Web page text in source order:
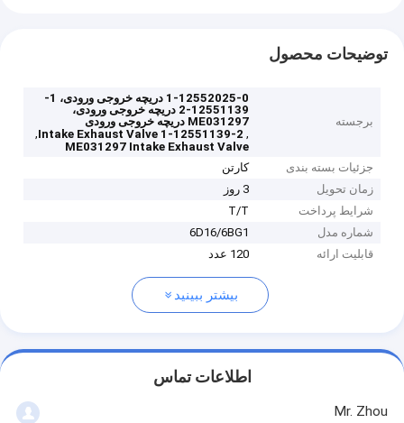
توضیحات محصول
برجسته
1-12552025-0 دریچه خروجی ورودی، 1-
12551139-2 دریچه خروجی ورودی،
ME031297 دریچه خروجی ورودی
,
1-12551139-2 Intake Exhaust Valve
,
ME031297 Intake Exhaust Valve
جزئیات بسته بندی
کارتن
زمان تحویل
3 روز
شرایط پرداخت
T/T
شماره مدل
6D16/6BG1
قابلیت ارائه
120 عدد
بیشتر ببینید
اطلاعات تماس
Mr. Zhou